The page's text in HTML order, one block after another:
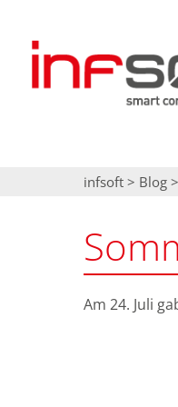
springen
infsoft > Blog >
Am 24. Juli